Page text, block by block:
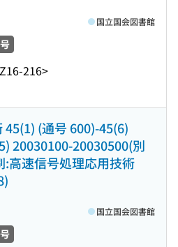
216>
国立国会図書館
45(1) (通号 600)-45(6)
20030100-20030500(別
:高速信号処理応用技術
国立国会図書館